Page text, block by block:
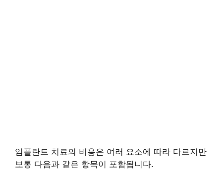
임플란트 치료의 비용은 여러 요소에 따라 다르지만
보통 다음과 같은 항목이 포함됩니다.